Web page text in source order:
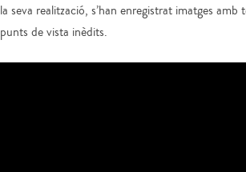
la seva realització, s’han enregistrat imatges amb
punts de vista inèdits.